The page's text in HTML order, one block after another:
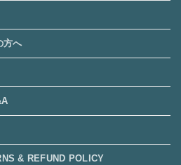
方へ
& REFUND POLICY